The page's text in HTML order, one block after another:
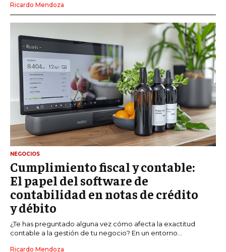
Ricardo Mendoza
NEGOCIOS
Cumplimiento fiscal y contable:
El papel del software de
contabilidad en notas de crédito
y débito
¿Te has preguntado alguna vez cómo afecta la exactitud
contable a la gestión de tu negocio? En un entorno...
Ricardo Mendoza